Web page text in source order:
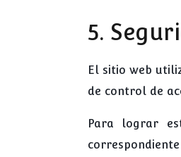
5.
El sitio web
de control de
Para lograr